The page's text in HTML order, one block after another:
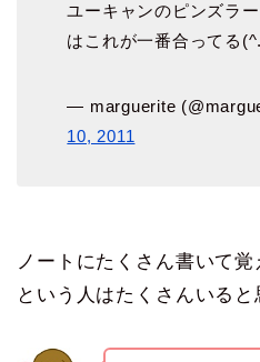
ユーキャンのピンズラ
はこれが一番合ってる
— marguerite
10, 2011
ノートにたくさん書いて
という人はたくさんいると